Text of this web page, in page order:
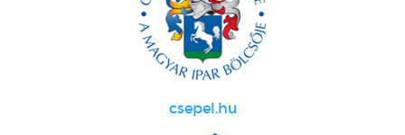
csepel.hu